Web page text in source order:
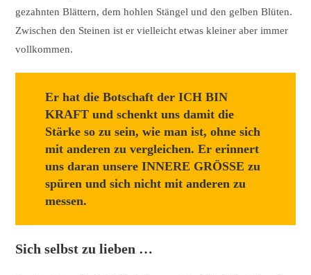
gezahnten Blättern, dem hohlen Stängel und den gelben Blüten.
Zwischen den Steinen ist er vielleicht etwas kleiner aber immer
vollkommen.
Er hat die Botschaft der ICH BIN
KRAFT und schenkt uns damit die
Stärke so zu sein, wie man ist, ohne sich
mit anderen zu vergleichen. Er erinnert
uns daran unsere INNERE GRÖSSE zu
spüren und sich nicht mit anderen zu
messen.
Sich selbst zu lieben …